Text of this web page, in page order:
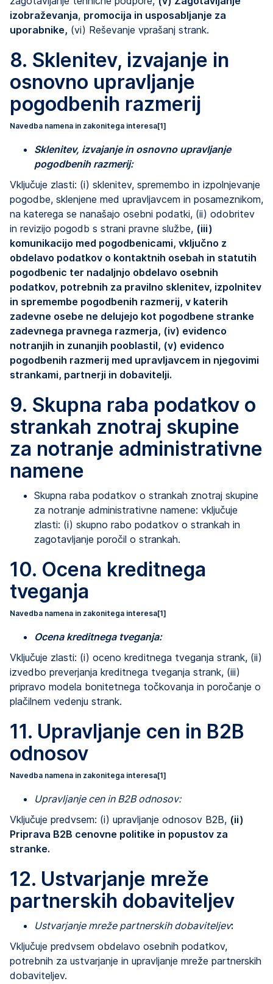
izobraževanja, promocija in usposabljanje za
uporabnike, (vi) Reševanje vprašanj strank.
8. Sklenitev, izvajanje in
osnovno upravljanje
pogodbenih razmerij
Navedba namena in zakonitega interesa[1]
Sklenitev, izvajanje in osnovno upravljanje
pogodbenih razmerij:
Vključuje zlasti: (i) sklenitev, spremembo in izpolnjevanje
pogodbe, sklenjene med upravljavcem in posameznikom,
na katerega se nanašajo osebni podatki, (ii) odobritev
in revizijo pogodb s strani pravne službe, (iii)
komunikacijo med pogodbenicami, vključno z
obdelavo podatkov o kontaktnih osebah in statutih
pogodbenic ter nadaljnjo obdelavo osebnih
podatkov, potrebnih za pravilno sklenitev, izpolnitev
in spremembe pogodbenih razmerij, v katerih
zadevne osebe ne delujejo kot pogodbene stranke
zadevnega pravnega razmerja, (iv) evidenco
notranjih in zunanjih pooblastil, (v) evidenco
pogodbenih razmerij med upravljavcem in njegovimi
strankami, partnerji in dobavitelji.
9. Skupna raba podatkov o
strankah znotraj skupine
za notranje administrativne
namene
Skupna raba podatkov o strankah znotraj skupine
za notranje administrativne namene: vključuje
zlasti: (i) skupno rabo podatkov o strankah in
zagotavljanje poročil o strankah.
10. Ocena kreditnega
tveganja
Navedba namena in zakonitega interesa[1]
Ocena kreditnega tveganja:
Vključuje zlasti: (i) oceno kreditnega tveganja strank, (ii)
izvedbo preverjanja kreditnega tveganja strank, (iii)
pripravo modela bonitetnega točkovanja in poročanje o
plačilnem vedenju strank.
11. Upravljanje cen in B2B
odnosov
Navedba namena in zakonitega interesa[1]
Upravljanje cen in B2B odnosov:
Vključuje predvsem: (i) upravljanje odnosov B2B, (ii)
Priprava B2B cenovne politike in popustov za
stranke.
12. Ustvarjanje mreže
partnerskih dobaviteljev
Ustvarjanje mreže partnerskih dobaviteljev:
Vključuje predvsem obdelavo osebnih podatkov,
potrebnih za ustvarjanje in upravljanje mreže partnerskih
dobaviteljev.